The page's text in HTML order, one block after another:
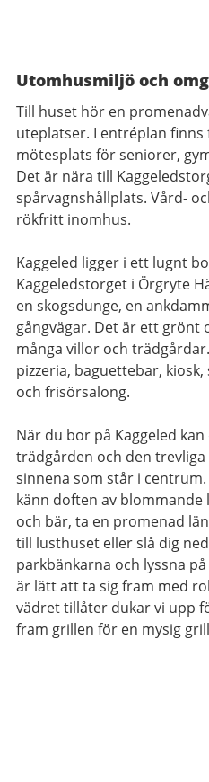
Utomhusmiljö och
Till huset hör en
uteplatser. I entréplan
mötesplats för seniorer,
Det är nära till
spårvagnshållplats. Vård-
rökfritt inomhus.
Kaggeled ligger i ett lugnt
Kaggeledstorget i Örgryte
en skogsdunge, en
gångvägar. Det är ett grönt
många villor och
pizzeria, baguettebar,
och frisörsalong.
När du bor på Kaggeled
trädgården och den
sinnena som står i
känn doften av blommande
och bär, ta en promenad
till lusthuset eller slå dig
parkbänkarna och lyssna
är lätt att ta sig fram med
vädret tillåter dukar vi upp
fram grillen för en mysig